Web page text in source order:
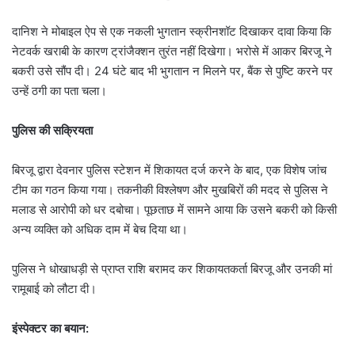
दानिश ने मोबाइल ऐप से एक नकली भुगतान स्क्रीनशॉट दिखाकर दावा किया कि
नेटवर्क खराबी के कारण ट्रांजैक्शन तुरंत नहीं दिखेगा। भरोसे में आकर बिरजू ने
बकरी उसे सौंप दी। 24 घंटे बाद भी भुगतान न मिलने पर, बैंक से पुष्टि करने पर
उन्हें ठगी का पता चला।
पुलिस की सक्रियता
बिरजू द्वारा देवनार पुलिस स्टेशन में शिकायत दर्ज करने के बाद, एक विशेष जांच
टीम का गठन किया गया। तकनीकी विश्लेषण और मुखबिरों की मदद से पुलिस ने
मलाड से आरोपी को धर दबोचा। पूछताछ में सामने आया कि उसने बकरी को किसी
अन्य व्यक्ति को अधिक दाम में बेच दिया था।
पुलिस ने धोखाधड़ी से प्राप्त राशि बरामद कर शिकायतकर्ता बिरजू और उनकी मां
रामूबाई को लौटा दी।
इंस्पेक्टर का बयान: